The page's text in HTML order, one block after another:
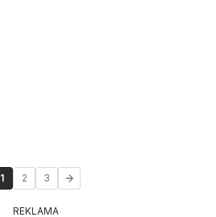
1 2 3
REKLAMA